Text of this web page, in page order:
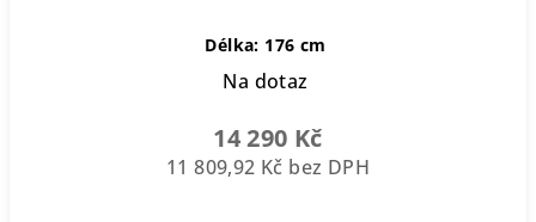
Délka: 176 cm
Na dotaz
14 290 Kč
11 809,92 Kč bez DPH